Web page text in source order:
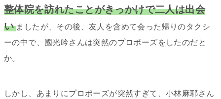
整体院を訪れたことがきっかけで二人は出会
い ましたが、その後、友人を含めて会った帰りのタクシ
ーの中で、國光吟さんは突然のプロポーズをしたのだと
か。
しかし、あまりにプロポーズが突然すぎて、小林麻耶さん